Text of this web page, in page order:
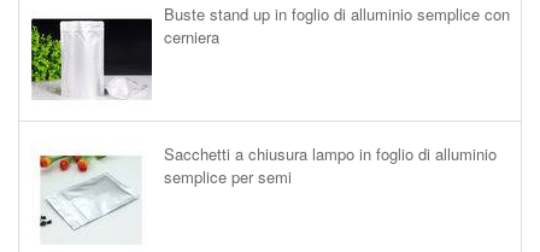
Buste stand up in foglio di alluminio semplice con
cerniera
Sacchetti a chiusura lampo in foglio di alluminio
semplice per semi